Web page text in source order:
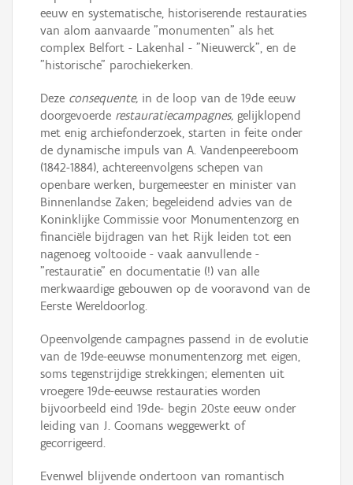
eeuw en systematische, historiserende restauraties
van alom aanvaarde "monumenten" als het
complex Belfort - Lakenhal - "Nieuwerck", en de
"historische" parochiekerken.
Deze consequente, in de loop van de 19de eeuw
doorgevoerde restauratiecampagnes, gelijklopend
met enig archiefonderzoek, starten in feite onder
de dynamische impuls van A. Vandenpeereboom
(1842-1884), achtereenvolgens schepen van
openbare werken, burgemeester en minister van
Binnenlandse Zaken; begeleidend advies van de
Koninklijke Commissie voor Monumentenzorg en
financiële bijdragen van het Rijk leiden tot een
nagenoeg voltooide - vaak aanvullende -
"restauratie" en documentatie (!) van alle
merkwaardige gebouwen op de vooravond van de
Eerste Wereldoorlog.
Opeenvolgende campagnes passend in de evolutie
van de 19de-eeuwse monumentenzorg met eigen,
soms tegenstrijdige strekkingen; elementen uit
vroegere 19de-eeuwse restauraties worden
bijvoorbeeld eind 19de- begin 20ste eeuw onder
leiding van J. Coomans weggewerkt of
gecorrigeerd.
Evenwel blijvende ondertoon van romantisch